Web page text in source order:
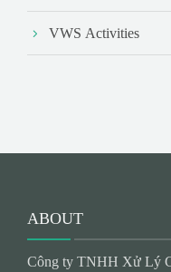
VWS Activities
ABOUT
Công ty TNHH Xử Lý